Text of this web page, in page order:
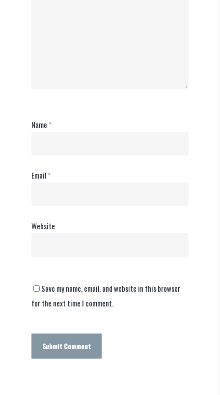
Name *
Email*
Website
Save my name, email, and website in this browser
for the next time I comment.